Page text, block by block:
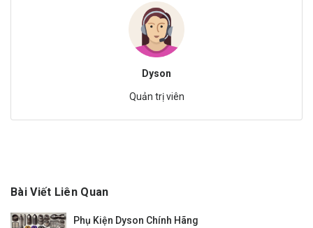
Dyson
Quản trị viên
Bài Viết Liên Quan
Phụ Kiện Dyson Chính Hãng